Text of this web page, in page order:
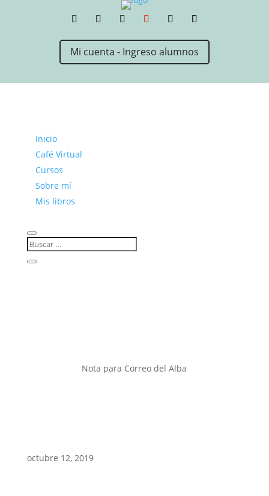
Mi cuenta - Ingreso alumnos
Inicio
Café Virtual
Cursos
Sobre mí
Mis libros
Nota para Correo del Alba
octubre 12, 2019